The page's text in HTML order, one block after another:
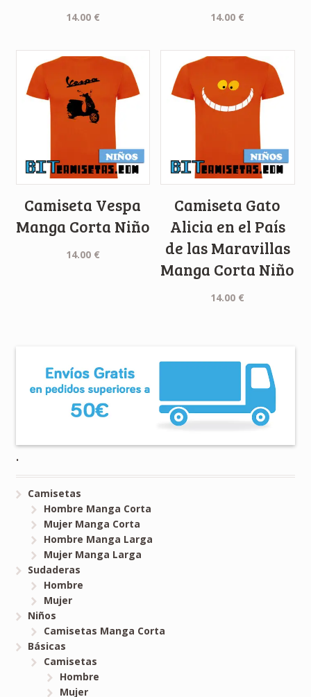
14.00 € 14.00 €
Camiseta Vespa
Manga Corta Niño
14.00 €
Camiseta Gato
Alicia en el País
de las Maravillas
Manga Corta Niño
14.00 €
.
Camisetas
Hombre Manga Corta
Mujer Manga Corta
Hombre Manga Larga
Mujer Manga Larga
Sudaderas
Hombre
Mujer
Niños
Camisetas Manga Corta
Básicas
Camisetas
Hombre
Mujer